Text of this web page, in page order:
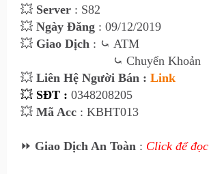
💥 Server : S82
💥 Ngày Đăng : 09/12/2019
💥 Giao Dịch : ⤿ ATM
⤿ Chuyển Khoản
💥 Liên Hệ Người Bán : Link
💥 SĐT : 0348208205
💥 Mã Acc : KBHT013
⏩ Giao Dịch An Toàn : Click để đọc